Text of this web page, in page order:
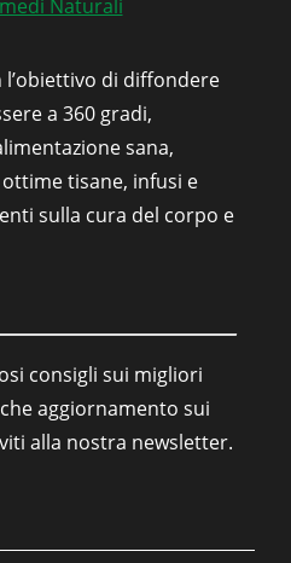
l’obiettivo di diffondere
a 360 gradi,
sana,
tisane, infusi e
sulla cura del corpo e
consigli sui migliori
aggiornamento sui
alla nostra newsletter.